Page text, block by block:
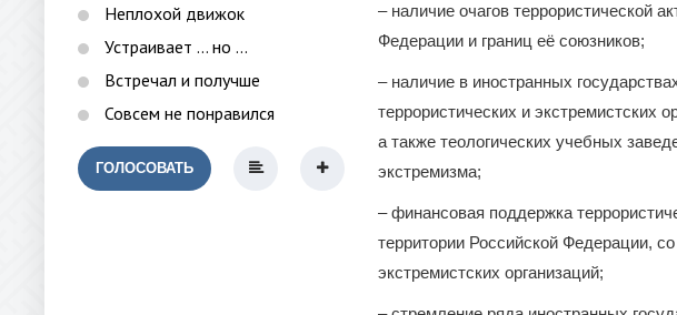
Неплохой движок
Устраивает ... но ...
Встречал и получше
Совсем не понравился
ГОЛОСОВАТЬ
– наличие очагов террористической
Федерации и границ её союзников;
– наличие в иностранных
террористических и экстремистских
а также теологических учебных
экстремизма;
– финансовая поддержка
территории Российской Федерации,
экстремистских организаций;